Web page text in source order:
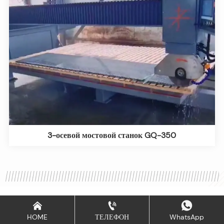
3-осевой мостовой станок GQ-350

HOME

ТЕЛЕФОН

WhatsApp